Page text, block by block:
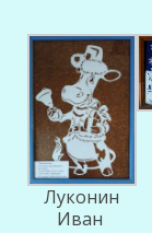
Луконин
Иван